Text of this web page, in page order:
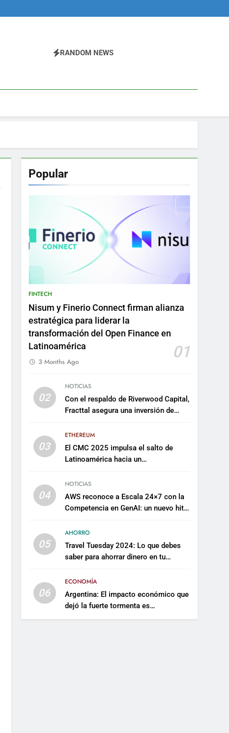
RANDOM NEWS
Popular
FINTECH
Nisum y Finerio Connect firman alianza
estratégica para liderar la
transformación del Open Finance en
Latinoamérica
01
3 Months Ago
02
NOTICIAS
Con el respaldo de Riverwood Capital,
Fracttal asegura una inversión de
plataforma
03
ETHEREUM
El CMC 2025 impulsa el salto de
Latinoamérica hacia un
sostenible
04
NOTICIAS
AWS reconoce a Escala 24×7 con la
Competencia en GenAI: un nuevo hito
artificial empresarial
05
AHORRO
Travel Tuesday 2024: Lo que debes
saber para ahorrar dinero en tu
06
ECONOMÍA
Argentina: El impacto económico que
dejó la fuerte tormenta es
incalculable